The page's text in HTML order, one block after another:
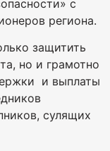
с
региона.
защитить
но и грамотно
и выплаты
сулящих